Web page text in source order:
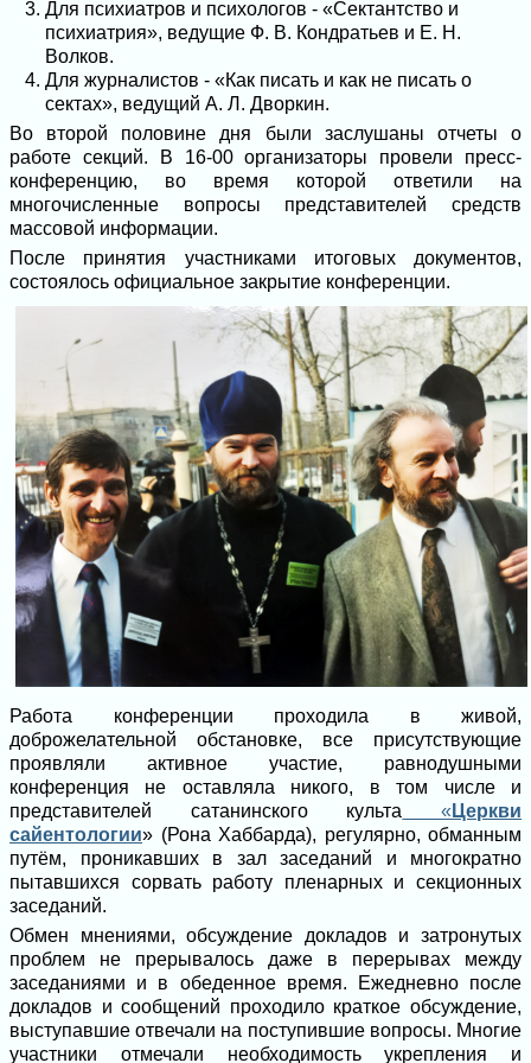
Для психиатров и психологов - «Сектантство и
психиатрия», ведущие Ф. В. Кондратьев и Е. Н.
Волков.
Для журналистов - «Как писать и как не писать о
сектах», ведущий А. Л. Дворкин.
Во второй половине дня были заслушаны отчеты о
работе секций. В 16-00 организаторы провели пресс-
конференцию, во время которой ответили на
многочисленные вопросы представителей средств
массовой информации.
После принятия участниками итоговых документов,
состоялось официальное закрытие конференции.
Работа конференции проходила в живой,
доброжелательной обстановке, все присутствующие
проявляли активное участие, равнодушными
конференция не оставляла никого, в том числе и
представителей сатанинского культа « Церкви
сайентологии» (Рона Хаббарда), регулярно, обманным
путём, проникавших в зал заседаний и многократно
пытавшихся сорвать работу пленарных и секционных
заседаний.
Обмен мнениями, обсуждение докладов и затронутых
проблем не прерывалось даже в перерывах между
заседаниями и в обеденное время. Ежедневно после
докладов и сообщений проходило краткое обсуждение,
выступавшие отвечали на поступившие вопросы. Многие
участники отмечали необходимость укрепления и